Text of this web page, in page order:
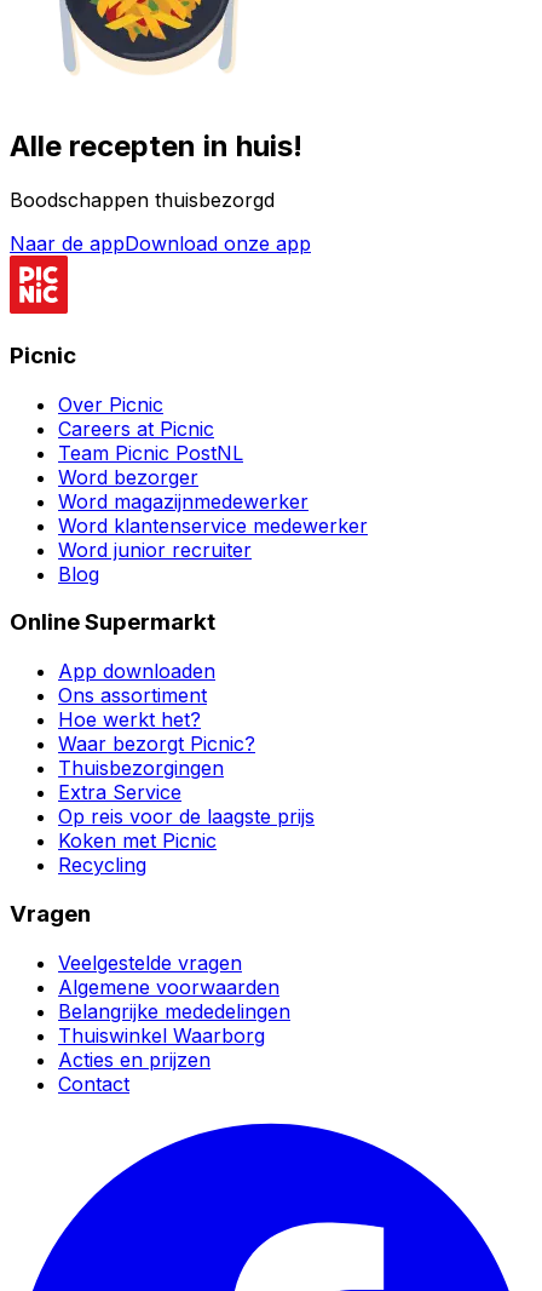
Alle recepten in huis!
Boodschappen thuisbezorgd
Naar de appDownload onze app
Picnic
Over Picnic
Careers at Picnic
Team Picnic PostNL
Word bezorger
Word magazijnmedewerker
Word klantenservice medewerker
Word junior recruiter
Blog
Online Supermarkt
App downloaden
Ons assortiment
Hoe werkt het?
Waar bezorgt Picnic?
Thuisbezorgingen
Extra Service
Op reis voor de laagste prijs
Koken met Picnic
Recycling
Vragen
Veelgestelde vragen
Algemene voorwaarden
Belangrijke mededelingen
Thuiswinkel Waarborg
Acties en prijzen
Contact